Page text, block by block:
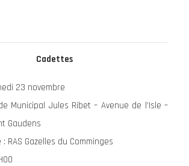
Cadettes
23 novembre
Municipal Jules Ribet – Avenue de l’Isle –
Gaudens
RAS Gazelles du Comminges